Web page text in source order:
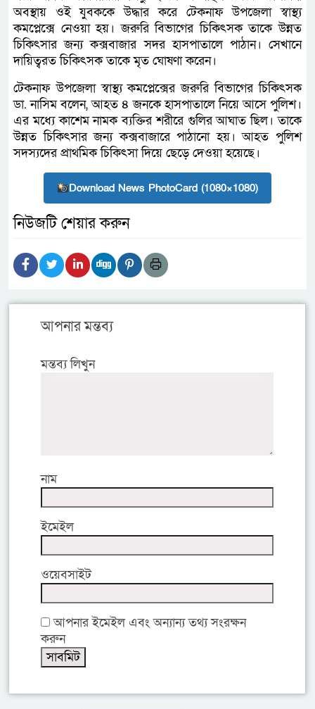
অবস্থায় ওই যুবককে উদ্ধার করে টেকনাফ উপজেলা স্বাস্থ্য
কমপ্লেক্সে নেওয়া হয়। জরুরি বিভাগের চিকিৎসক তাকে উন্নত
চিকিৎসার জন্য কক্সবাজার সদর হাসপাতালে পাঠান। সেখানে
দায়িত্বরত চিকিৎসক তাকে মৃত ঘোষণা করেন।
টেকনাফ উপজেলা স্বাস্থ্য কমপ্লেক্সের জরুরি বিভাগের চিকিৎসক
ডা. নাসিম বলেন, আহত ৪ জনকে হাসপাতালে নিয়ে আসে পুলিশ।
এর মধ্যে কাশেম নামক ব্যক্তির শরীরে গুলির আঘাত ছিল। তাকে
উন্নত চিকিৎসার জন্য কক্সবাজারে পাঠানো হয়। আহত পুলিশ
সদস্যদের প্রাথমিক চিকিৎসা দিয়ে ছেড়ে দেওয়া হয়েছে।
Download News PhotoCard (1080×1080)
নিউজটি শেয়ার করুন
আপনার মন্তব্য
মন্তব্য লিখুন
নাম
ইমেইল
ওয়েবসাইট
আপনার ইমেইল এবং অন্যান্য তথ্য সংরক্ষন
করুন